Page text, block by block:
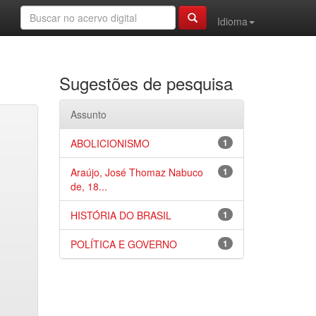
Idioma
Sugestões de pesquisa
Assunto
1
ABOLICIONISMO
1
Araújo, José Thomaz Nabuco
de, 18...
1
HISTÓRIA DO BRASIL
1
POLÍTICA E GOVERNO